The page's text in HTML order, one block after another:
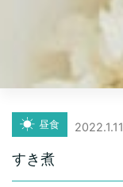
昼食 2022.1.11
すき煮